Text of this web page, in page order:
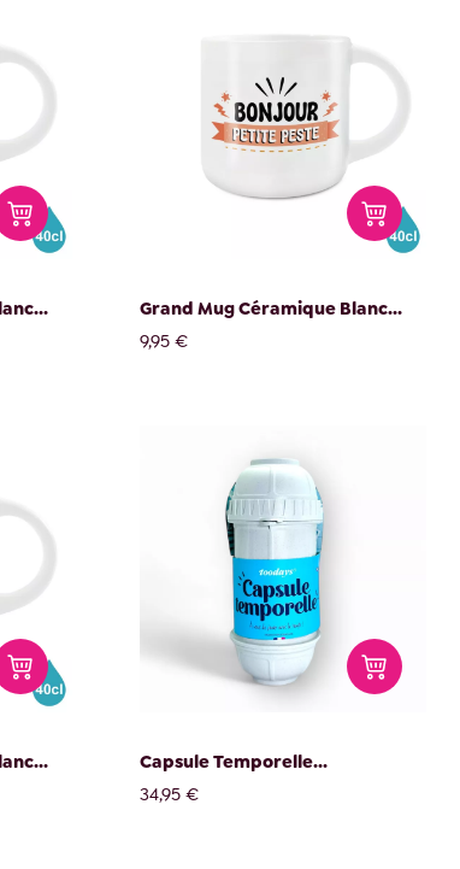
Grand Mug Céramique Blanc...
9,95 €
Capsule Temporelle...
34,95 €